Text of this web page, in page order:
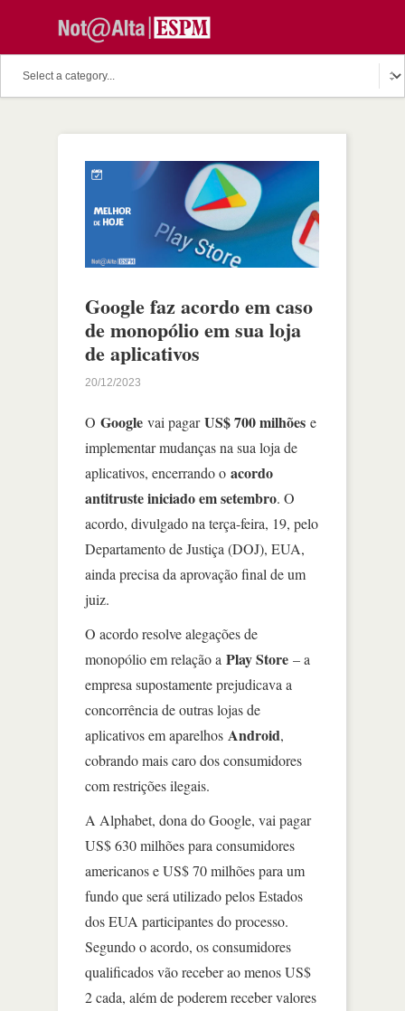
Google faz acordo em caso
de monopólio em sua loja
de aplicativos
20/12/2023
O Google vai pagarUS$ 700 milhões e
implementar mudanças na sua loja de
aplicativos, encerrando o acordo
antitruste iniciado em setembro. O
acordo, divulgado na terça-feira, 19, pelo
Departamento de Justiça (DOJ), EUA,
ainda precisa da aprovação final de um
juiz.
O acordo resolve alegações de
monopólio em relação a Play Store – a
empresa supostamente prejudicava a
concorrência de outras lojas de
aplicativos em aparelhos Android,
cobrando mais caro dos consumidores
com restrições ilegais.
A Alphabet, dona do Google, vai pagar
US$ 630 milhões para consumidores
americanos e US$ 70 milhões para um
fundo que será utilizado pelos Estados
dos EUA participantes do processo.
Segundo o acordo, os consumidores
qualificados vão receber ao menos US$
2 cada, além de poderem receber valores